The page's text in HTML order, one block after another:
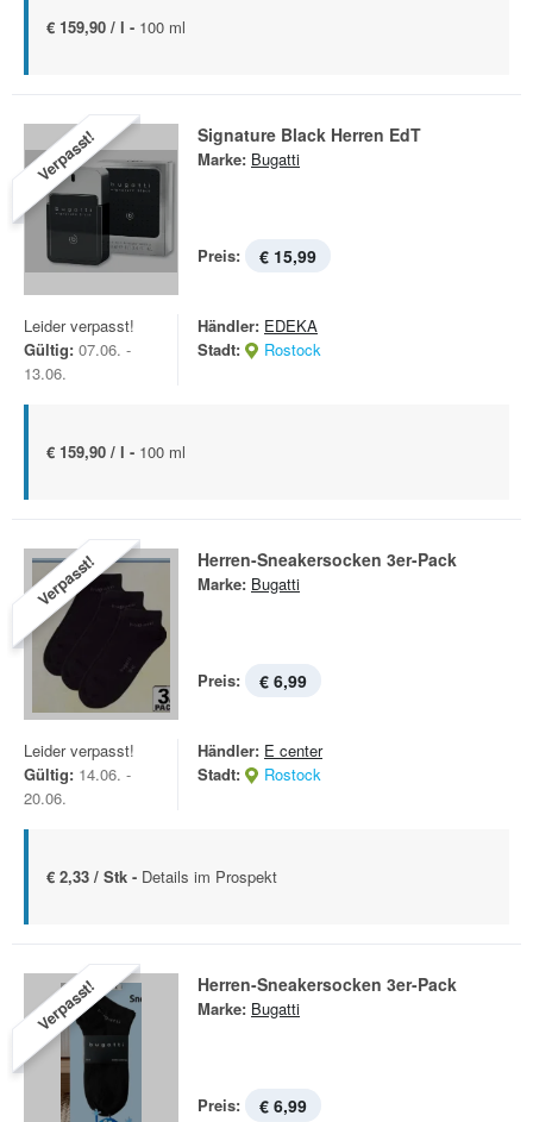
€ 159,90 / l - 100 ml
Verpasst! Signature Black Herren EdT
Marke: Bugatti
Preis: € 15,99
Leider verpasst!
Gültig: 07.06. -
13.06.
Händler: EDEKA
Stadt:
Rostock
€ 159,90 / l - 100 ml
Verpasst! Herren-Sneakersocken 3er-Pack
Marke: Bugatti
Preis: € 6,99
Leider verpasst!
Gültig: 14.06. -
20.06.
Händler: E center
Stadt:
Rostock
€ 2,33 / Stk - Details im Prospekt
Verpasst! Herren-Sneakersocken 3er-Pack
Marke: Bugatti
Preis: € 6,99